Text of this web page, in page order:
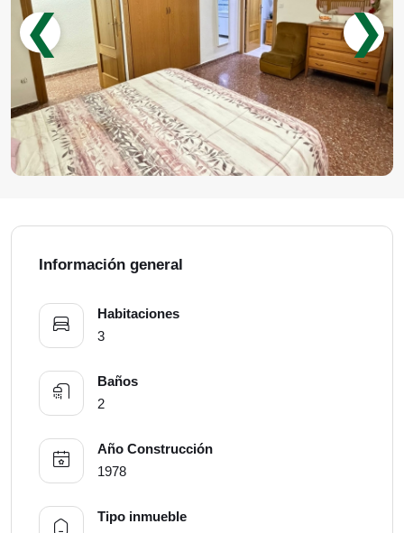
❮ ❯
Información general
Habitaciones
3
Baños
2
Año Construcción
1978
Tipo inmueble